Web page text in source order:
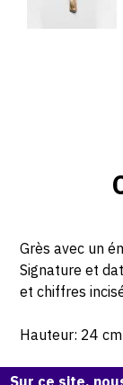
Grès avec un
Signature et
et chiffres
Hauteur: 24
Sur ce site,